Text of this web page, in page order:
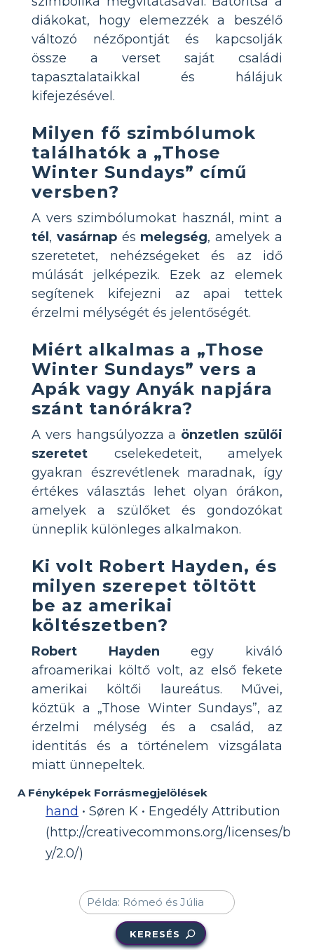
diákokat, hogy elemezzék a beszélő
változó nézőpontját és kapcsolják
össze a verset saját családi
tapasztalataikkal és hálájuk
kifejezésével.
Milyen fő szimbólumok
találhatók a „Those
Winter Sundays” című
versben?
A vers szimbólumokat használ, mint a
tél , vasárnapés melegség, amelyek a
szeretetet, nehézségeket és az idő
múlását jelképezik. Ezek az elemek
segítenek kifejezni az apai tettek
érzelmi mélységét és jelentőségét.
Miért alkalmas a „Those
Winter Sundays” vers a
Apák vagy Anyák napjára
szánt tanórákra?
A vers hangsúlyozza a önzetlen szülői
szeretet cselekedeteit, amelyek
gyakran észrevétlenek maradnak, így
értékes választás lehet olyan órákon,
amelyek a szülőket és gondozókat
ünneplik különleges alkalmakon.
Ki volt Robert Hayden, és
milyen szerepet töltött
be az amerikai
költészetben?
Robert Hayden egy kiváló
afroamerikai költő volt, az első fekete
amerikai költői laureátus. Művei,
köztük a „Those Winter Sundays”, az
érzelmi mélység és a család, az
identitás és a történelem vizsgálata
miatt ünnepeltek.
A Fényképek Forrásmegjelölések
hand • Søren K • Engedély Attribution
(http://creativecommons.org/licenses/b
y/2.0/)
KERESÉS